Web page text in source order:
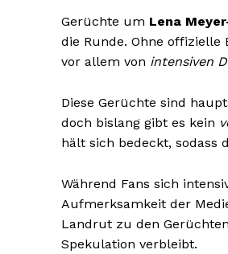
Gerüchte um Lena
die Runde. Ohne offizielle
vor allem von intensiven
Diese Gerüchte sind
doch bislang gibt es kein
hält sich bedeckt, sodass
Während Fans sich
Aufmerksamkeit der
Landrut zu den
Spekulation verbleibt.